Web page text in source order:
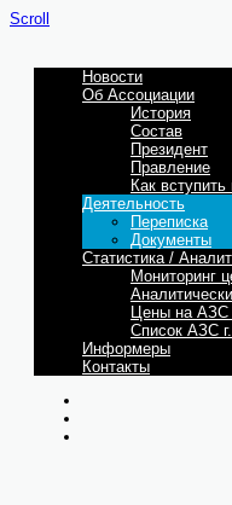
Scroll
Новости
Об Ассоциации
История
Состав
Президент
Правление
Как
Деятельность
Переписка
Документы
Статистика /
Мониторинг
Цены на
Список АЗС
Информеры
Контакты